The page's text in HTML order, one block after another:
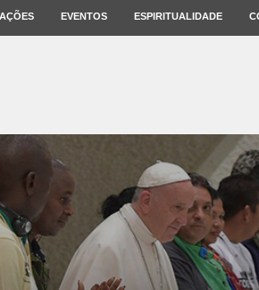
EVENTOS ESPIRITUALIDADE